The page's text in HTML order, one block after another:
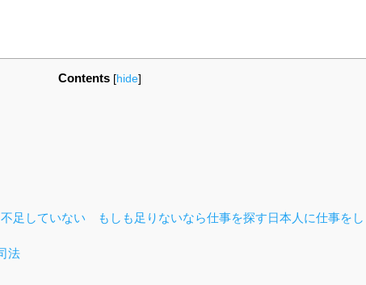
Contents [hide]
足していない もしも足りないなら仕事を探す日本人に仕事をし
法